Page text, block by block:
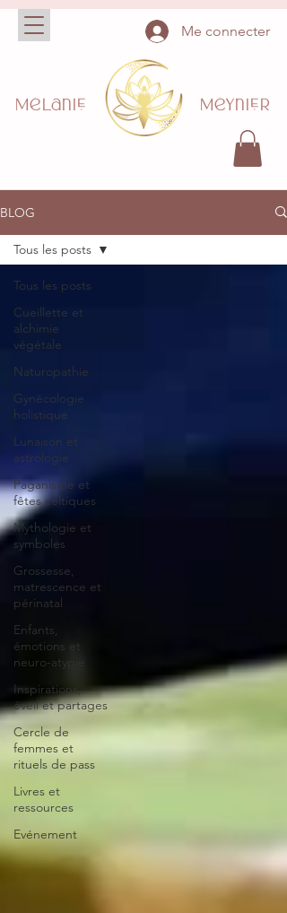
Me connecter
Mélanie Méynier
BLOG
Tous les posts
Cueillette et
alchimie
végétale
Naturopathie
Gynécologie
holistique
Lunaison et
astrologie
Paganisme et
fêtes celtiques
Mythologie et
symboles
Grossesse,
matrescence et
périnatal
Enfants,
émotions et
neuro-atypie
Inspirations,
éveil et partages
Cercle de
femmes et
rituels de pass
Livres et
ressources
Evénement
Tous les posts